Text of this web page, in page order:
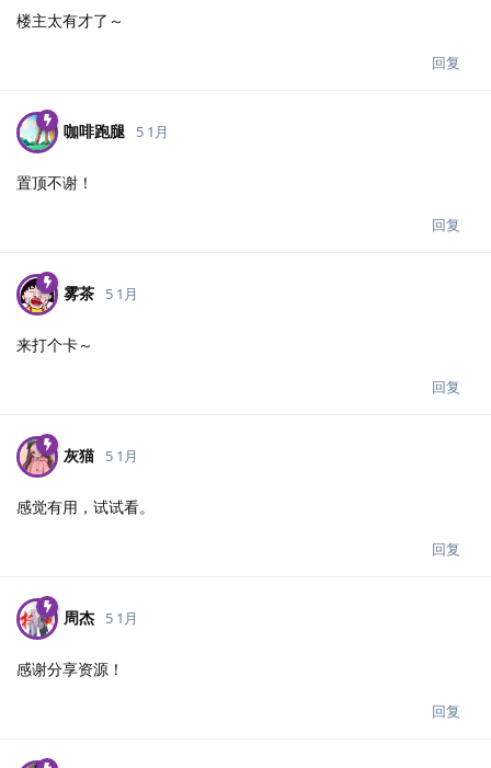
楼主太有才了～
回复
咖啡跑腿 5 1月
置顶不谢！
回复
雾茶 5 1月
来打个卡～
回复
灰猫 5 1月
感觉有用，试试看。
回复
周杰 5 1月
感谢分享资源！
回复